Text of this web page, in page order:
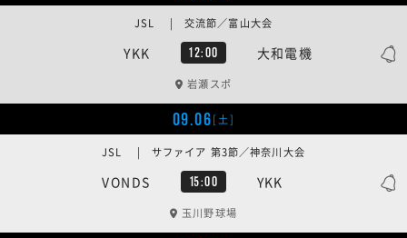
YKK 12:00 大和電機
JSL | 交流節／富山大会
岩瀬スポ
09.06[土]
VONDS 15:00 YKK
JSL | サファイア 第3節／神奈川大会
玉川野球場